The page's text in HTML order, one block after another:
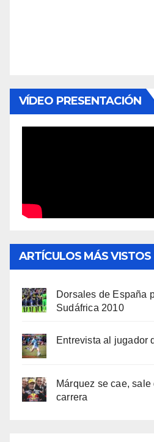
VÍDEO PRESENTACIÓN
ARTÍCULOS MÁS VISTOS
Dorsales de España
Sudáfrica 2010
Entrevista al jugador
Márquez se cae,
carrera